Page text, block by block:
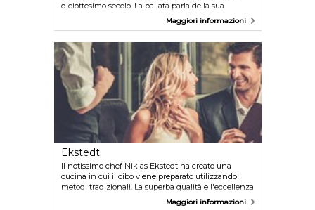
diciottesimo secolo. La ballata parla della sua
amante, Ulla Winbladh. L'omonimo ristorante, con
una lunga storia alle spalle, si trova in una posizione
Djurgården. Qui si serve cucina tradizionale svedese
tutto l'anno.
Maggiori informazioni
Ekstedt
Il notissimo chef Niklas Ekstedt ha creato una
cucina in cui il cibo viene preparato utilizzando i
metodi tradizionali. La superba qualità e l'eccellenza
artigianale sono già note grazie agli altri ristoranti di
Ekstedt, insieme alla consapevolezza dell'origine di
Maggiori informazioni